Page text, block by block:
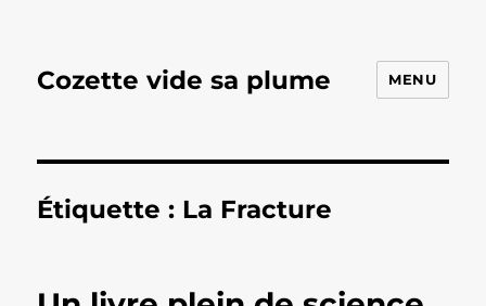
Cozette vide sa plume MENU
Étiquette : La Fracture